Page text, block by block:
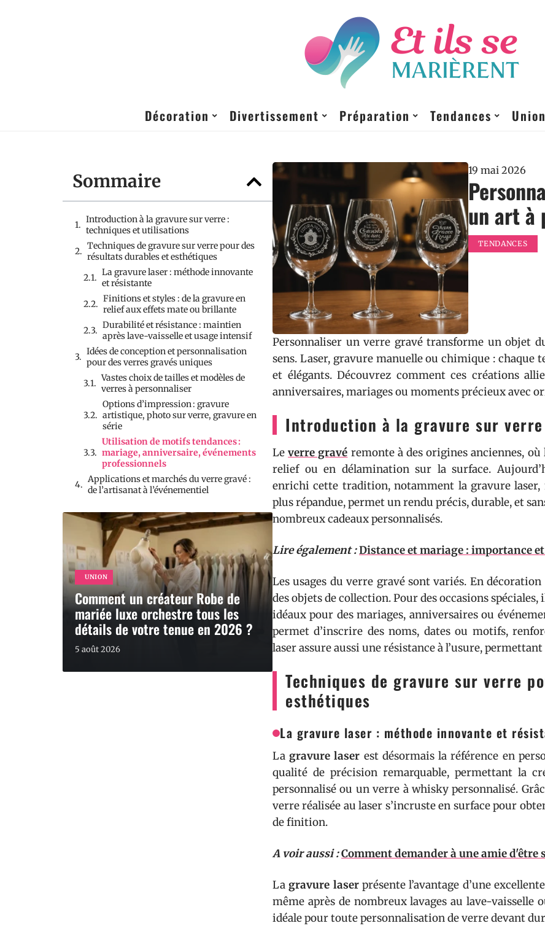
Décoration Divertissement Préparation Tendances Union
Sommaire
Introduction à la gravure sur verre :
techniques et utilisations
Techniques de gravure sur verre pour des
résultats durables et esthétiques
La gravure laser : méthode innovante
et résistante
Finitions et styles : de la gravure en
relief aux effets mate ou brillante
Durabilité et résistance : maintien
après lave-vaisselle et usage intensif
Idées de conception et personnalisation
pour des verres gravés uniques
Vastes choix de tailles et modèles de
verres à personnaliser
Options d’impression : gravure
artistique, photo sur verre, gravure en
série
Utilisation de motifs tendances :
mariage, anniversaire, événements
professionnels
Applications et marchés du verre gravé :
de l’artisanat à l’événementiel
UNION
Comment un créateur Robe de
mariée luxe orchestre tous les
détails de votre tenue en 2026 ?
5 août 2026
19 mai 2026
un art à
TENDANCES
Personnaliser un verre gravé transforme un objet
sens. Laser, gravure manuelle ou chimique : chaque
et élégants. Découvrez comment ces créations
anniversaires, mariages ou moments précieux avec
Introduction à la gravure sur
Leverre gravé remonte à des origines anciennes,
relief ou en délamination sur la surface.
enrichi cette tradition, notamment la gravure
plus répandue, permet un rendu précis, durable, et
nombreux cadeaux personnalisés.
Lire également :Distance et mariage : importance
Les usages du verre gravé sont variés. En
des objets de collection. Pour des occasions
idéaux pour des mariages, anniversaires ou
permet d’inscrire des noms, dates ou motifs,
laser assure aussi une résistance à l’usure,
Techniques de gravure sur verre
esthétiques
La gravure laser : méthode innovante et
Lagravure laser est désormais la référence en
qualité de précision remarquable, permettant la
personnalisé ou un verre à whisky personnalisé.
verre réalisée au laser s’incruste en surface pour
de finition.
A voir aussi :Comment demander à une amie d'être
Lagravure laserprésente l’avantage d’une
même après de nombreux lavages au lave-vaisselle
idéale pour toute personnalisation de verre devant